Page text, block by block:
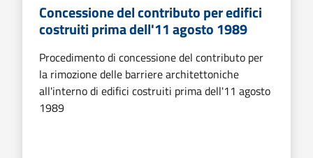
Concessione del contributo per edifici
costruiti prima dell'11 agosto 1989
Procedimento di concessione del contributo per
la rimozione delle barriere architettoniche
all'interno di edifici costruiti prima dell'11 agosto
1989